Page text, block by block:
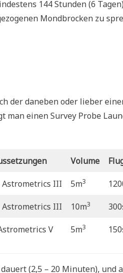
144 Stunden (6
Mondbrocken zu
der daneben oder lieber
einen Survey Probe
Volume
Astrometrics III 5m3
Astrometrics III 10m3
V 5m3
(2,5 – 20 Minuten), und